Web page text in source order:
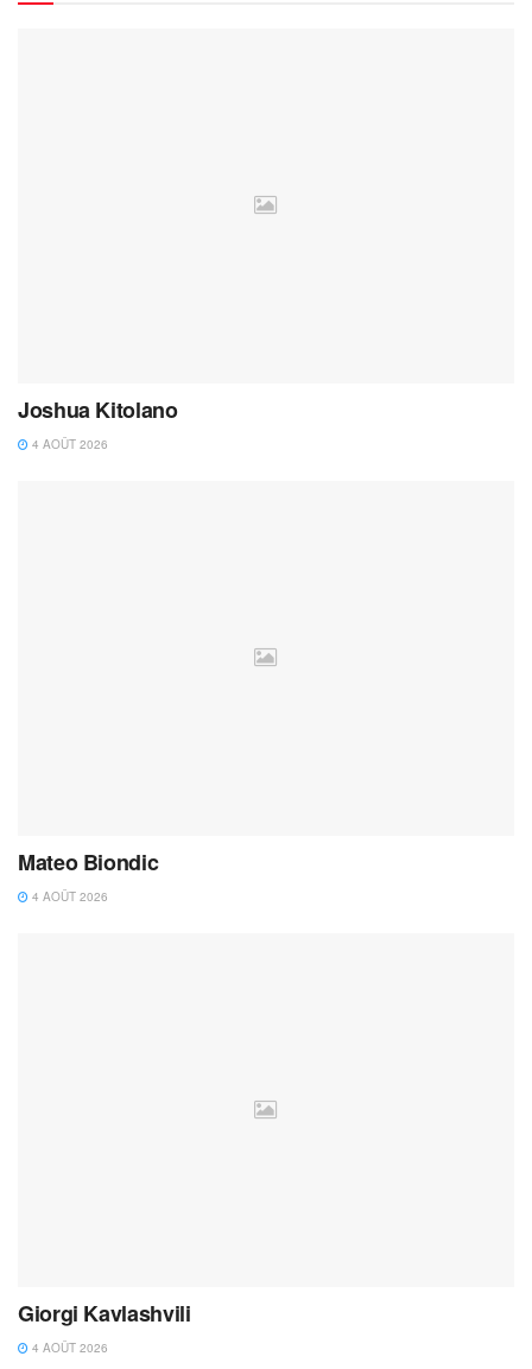
Joshua Kitolano
4 AOÛT 2026
Mateo Biondic
4 AOÛT 2026
Giorgi Kavlashvili
4 AOÛT 2026